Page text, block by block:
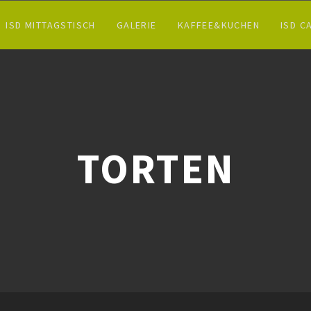
ISD MITTAGSTISCH GALERIE KAFFEE&KUCHEN ISD
TORTEN